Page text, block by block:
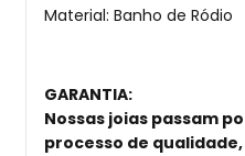
Material: Banho de Ródio
GARANTIA:
Nossas joias passam
processo de qualidade,